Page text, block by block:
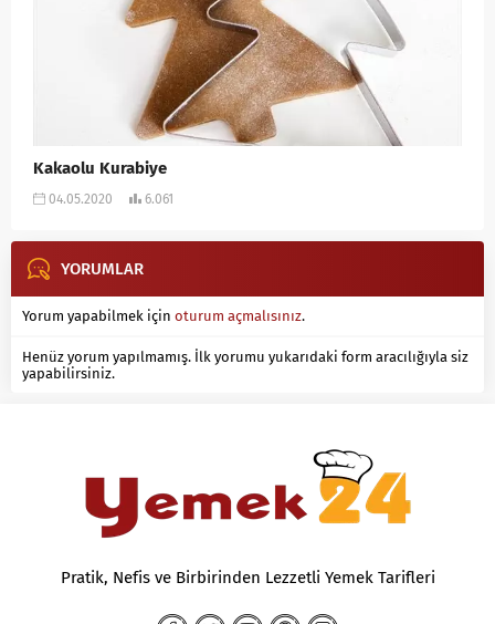
Kakaolu Kurabiye
04.05.2020 6.061
YORUMLAR
Yorum yapabilmek için oturum açmalısınız.
Henüz yorum yapılmamış. İlk yorumu yukarıdaki form aracılığıyla siz
yapabilirsiniz.
Pratik, Nefis ve Birbirinden Lezzetli Yemek Tarifleri